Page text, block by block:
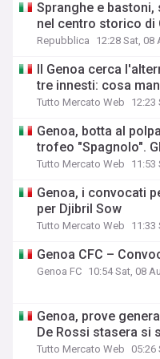
Spranghe e
nel centro storico di
Repubblica 12:28 Sat, 08
Il Genoa cerca
tre innesti: cosa
Tutto Mercato Web 12:23
Genoa, botta al
trofeo "Spagnolo".
Tutto Mercato Web 11:53
Genoa, i convocati
per Djibril Sow
Tutto Mercato Web 11:33
Genoa CFC –
Genoa FC 10:54 Sat, 08
Genoa, prove
De Rossi stasera si
Tutto Mercato Web 05:26